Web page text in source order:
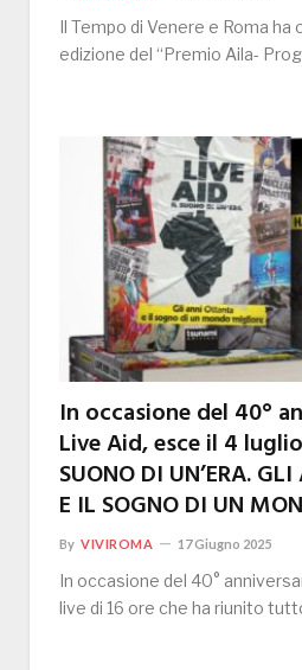
Il Tempo di Venere e Roma
edizione del “Premio Aila-
In occasione del 40°
Live Aid, esce il 4
SUONO DI UN’ERA.
E IL SOGNO DI UN
By VIVIROMA 17 Giugno 2025
In occasione del 40°
live di 16 ore che ha riunito